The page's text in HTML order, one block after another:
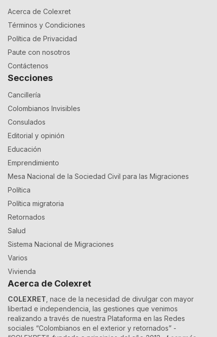
Acerca de Colexret
Términos y Condiciones
Política de Privacidad
Paute con nosotros
Contáctenos
Secciones
Cancillería
Colombianos Invisibles
Consulados
Editorial y opinión
Educación
Emprendimiento
Mesa Nacional de la Sociedad Civil para las Migraciones
Política
Política migratoria
Retornados
Salud
Sistema Nacional de Migraciones
Varios
Vivienda
Acerca de Colexret
COLEXRET , nace de la necesidad de divulgar con mayor
libertad e independencia, las gestiones que venimos
realizando a través de nuestra Plataforma en las Redes
sociales “Colombianos en el exterior y retornados” -